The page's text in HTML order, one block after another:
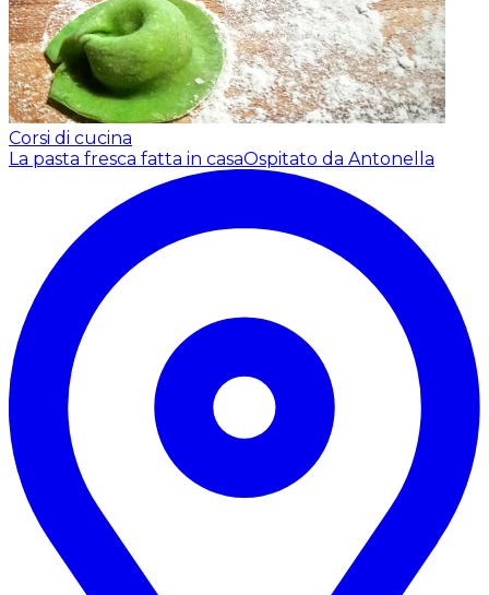
Corsi di cucina
La pasta fresca fatta in casaOspitato da Antonella